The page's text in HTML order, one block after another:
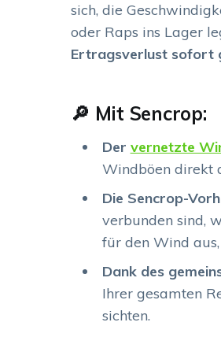
sich, die
oder Raps ins Lager
Ertragsverlust sofort
🔎 Mit Sencrop:
Der vernetzte
Windböen direkt
Die Sencrop-
verbunden sind,
für den Wind
Dank des
Ihrer gesamten
sichten.